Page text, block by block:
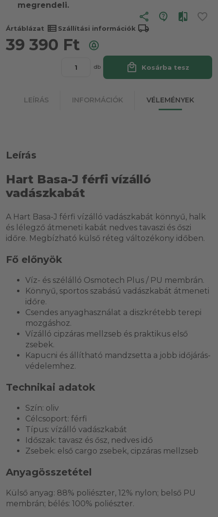
megrendeli.
share
Ártáblázat view_list Szállítási információk local_shipping
39 390 Ft
db local_mall Kosárba tesz
LEÍRÁS INFORMÁCIÓK VÉLEMÉNYEK
Leírás
Hart Basa-J férfi vízálló
vadászkabát
A Hart Basa-J férfi vízálló vadászkabát könnyű, halk
és lélegző átmeneti kabát nedves tavaszi és őszi
időre. Megbízható külső réteg változékony időben.
Fő előnyök
Víz- és szélálló Osmotech Plus / PU membrán.
Könnyű, sportos szabású vadászkabát átmeneti
időre.
Csendes anyaghasználat a diszkrétebb terepi
mozgáshoz.
Vízálló cipzáras mellzseb és praktikus első
zsebek.
Kapucni és állítható mandzsetta a jobb időjárás-
védelemhez.
Technikai adatok
Szín: oliv
Célcsoport: férfi
Típus: vízálló vadászkabát
Időszak: tavasz és ősz, nedves idő
Zsebek: első cargo zsebek, cipzáras mellzseb
Anyagösszetétel
Külső anyag: 88% poliészter, 12% nylon; belső PU
membrán; bélés: 100% poliészter.